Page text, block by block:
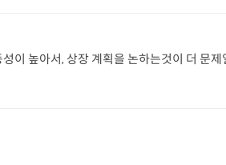
이 높아서, 상장 계획을 논하는것이 더 문